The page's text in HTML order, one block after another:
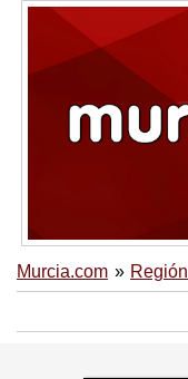
Murcia.com